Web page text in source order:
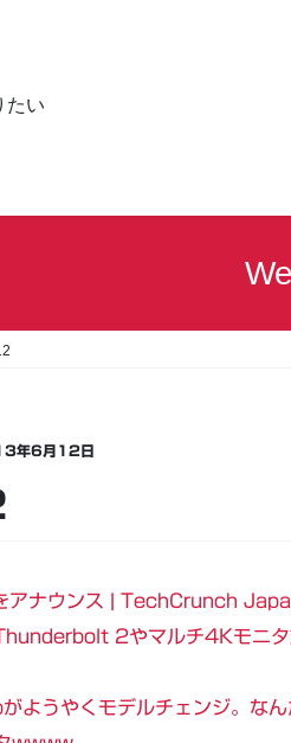
たい
年6月12日
アナウンス | TechCrunch
2やマルチ4Kモニ
うやくモデルチェンジ。なん